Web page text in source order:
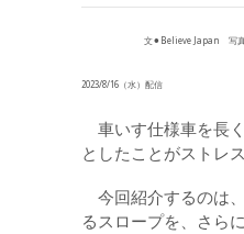
文⚫︎Believe Japan 写
2023/8/16（水）配信
車いす仕様車を長
としたことがストレ
今回紹介するのは
るスロープを、さら